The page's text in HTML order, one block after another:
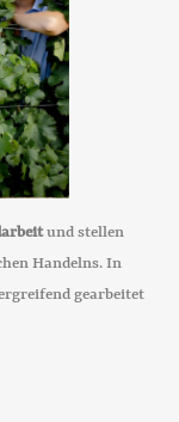
und stellen
Handelns. In
gearbeitet